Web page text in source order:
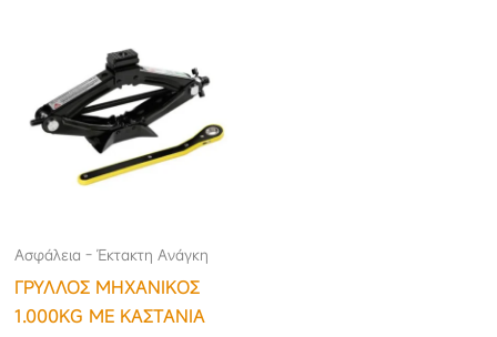
Ασφάλεια - Έκτακτη Ανάγκη
ΓΡΥΛΛΟΣ ΜΗΧΑΝΙΚΟΣ
1.000KG ΜΕ ΚΑΣΤΑΝΙΑ